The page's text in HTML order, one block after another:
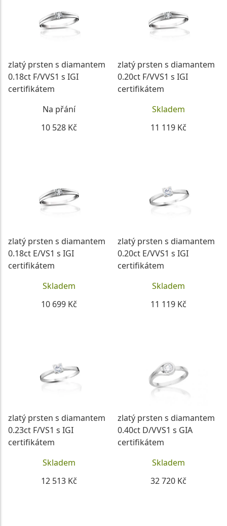
zlatý prsten s diamantem
0.18ct F/VVS1 s IGI
certifikátem
Na přání
10 528 Kč
zlatý prsten s diamantem
0.20ct F/VVS1 s IGI
certifikátem
Skladem
11 119 Kč
zlatý prsten s diamantem
0.18ct E/VS1 s IGI
certifikátem
Skladem
10 699 Kč
zlatý prsten s diamantem
0.20ct E/VVS1 s IGI
certifikátem
Skladem
11 119 Kč
zlatý prsten s diamantem
0.23ct F/VS1 s IGI
certifikátem
Skladem
12 513 Kč
zlatý prsten s diamantem
0.40ct D/VVS1 s GIA
certifikátem
Skladem
32 720 Kč